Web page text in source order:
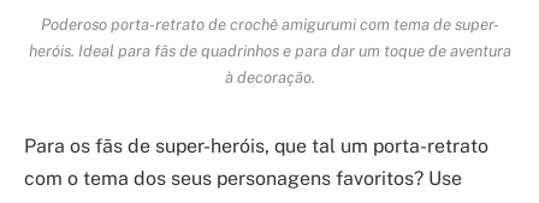
Poderoso porta-retrato de crochê amigurumi com tema de super-
heróis. Ideal para fãs de quadrinhos e para dar um toque de aventura
à decoração.
Para os fãs de super-heróis, que tal um porta-retrato
com o tema dos seus personagens favoritos? Use